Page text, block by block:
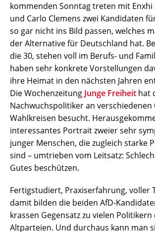
kommenden Sonntag treten mit Enxhi
und Carlo Clemens zwei Kandidaten
so gar nicht ins Bild passen, welches
der Alternative für Deutschland hat.
die 30, stehen voll im Berufs- und
haben sehr konkrete Vorstellungen
ihre Heimat in den nächsten Jahren
Die Wochenzeitung Junge Freiheit hat
Nachwuchspolitiker an
Wahlkreisen besucht.
interessantes Portrait zweier sehr
junger Menschen, die zugleich starke
sind – umtrieben vom Leitsatz:
Gutes beschützen.
Fertigstudiert, Praxiserfahrung, voller
damit bilden die beiden AfD-
krassen Gegensatz zu vielen Politikern
Altparteien. Und durchaus kann man